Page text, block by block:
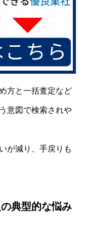
方と一括査定など
意図で検索されや
が減り、手戻りも
典型的な悩み